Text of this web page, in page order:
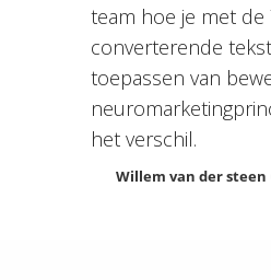
team hoe je met de
converterende
toepassen van
het verschil.
Willem van der steen